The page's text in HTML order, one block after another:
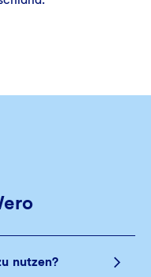
nutzen?